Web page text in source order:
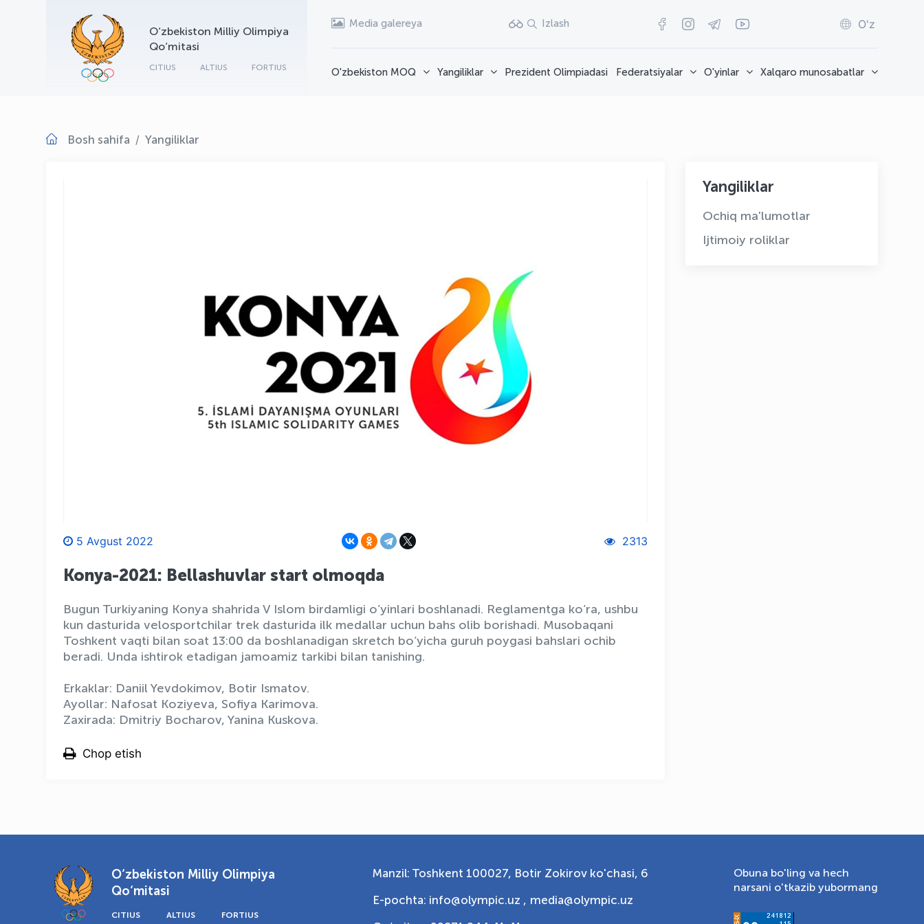
O‘zbekiston Milliy Olimpiya
Qo‘mitasi
CITIUS ALTIUS FORTIUS
Media galereya Izlash O'z
O'zbekiston MOQ Yangiliklar Prezident Olimpiadasi Federatsiyalar O'yinlar Xalqaro munosabatlar
Bosh sahifa Yangiliklar
5 Avgust 2022 2313
Konya-2021: Bellashuvlar start olmoqda
Bugun Turkiyaning Konya shahrida V Islom birdamligi o’yinlari boshlanadi. Reglamentga ko’ra, ushbu
kun dasturida velosportchilar trek dasturida ilk medallar uchun bahs olib borishadi. Musobaqani
Toshkent vaqti bilan soat 13:00 da boshlanadigan skretch bo’yicha guruh poygasi bahslari ochib
beradi. Unda ishtirok etadigan jamoamiz tarkibi bilan tanishing.
Erkaklar: Daniil Yevdokimov, Botir Ismatov.
Ayollar: Nafosat Koziyeva, Sofiya Karimova.
Zaxirada: Dmitriy Bocharov, Yanina Kuskova.
Chop etish
Yangiliklar
Ochiq ma'lumotlar
Ijtimoiy roliklar
O‘zbekiston Milliy Olimpiya
Qo‘mitasi
CITIUS ALTIUS FORTIUS
Manzil: Toshkent 100027, Botir Zokirov ko'chasi, 6
E-pochta: info@olympic.uz , media@olympic.uz
Obuna bo'ling va hech
narsani o'tkazib yubormang